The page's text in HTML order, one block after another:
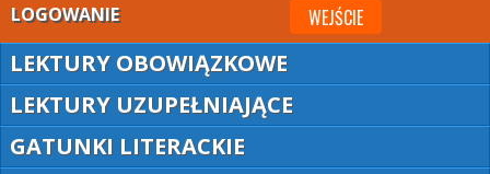
LOGOWANIE WEJŚCIE
LEKTURY OBOWIĄZKOWE
LEKTURY UZUPEŁNIAJĄCE
GATUNKI LITERACKIE